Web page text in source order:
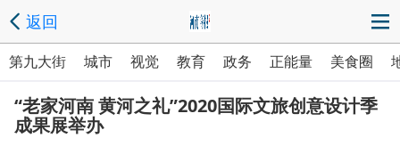
返回
第九大街 城市 视觉 教育 政务 正能量 美食圈
“老家河南 黄河之礼”2020国际文旅创意设计季
成果展举办